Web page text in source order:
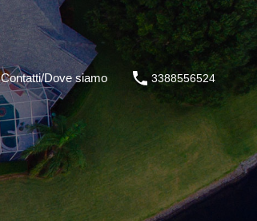
Contatti/Dove siamo 3388556524